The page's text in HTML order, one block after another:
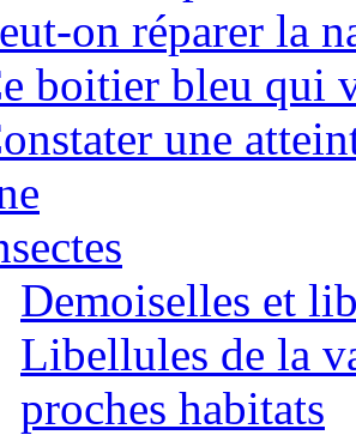
on réparer la
boitier bleu qui
une
Demoiselles et
Libellules de la
proches habitats